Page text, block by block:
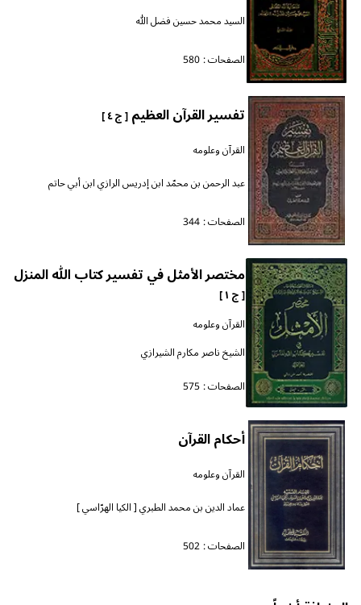
السيد محمد حسين فضل الله
الصفحات : 580
تفسير القرآن العظيم[ ج ٤ ]
القرآن وعلومه
عبد الرحمن بن محمّد ابن إدريس الرازي ابن أبي حاتم
الصفحات : 344
مختصر الأمثل في تفسير كتاب الله المنزل
[ ج ١ ]
القرآن وعلومه
الشيخ ناصر مكارم الشيرازي
الصفحات : 575
أحكام القرآن
القرآن وعلومه
عماد الدين بن محمد الطبري [ الكيا الهرّاسي ]
الصفحات : 502